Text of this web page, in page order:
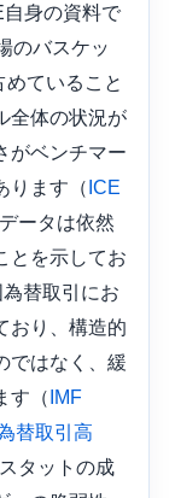
身の資料で
のバスケッ
めていること
全体の状況が
がベンチマー
ります（ ICE
ータは依然
とを示してお
替取引にお
おり、構造的
ではなく、緩
す（ IMF
替取引高
タットの成